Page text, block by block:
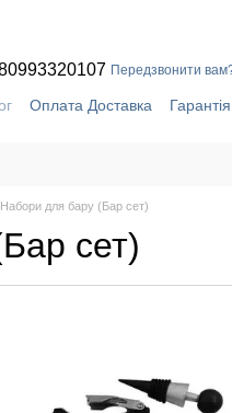
Передзвонити
Оплата Доставка
Набори для бару (Бар сет)
сет)